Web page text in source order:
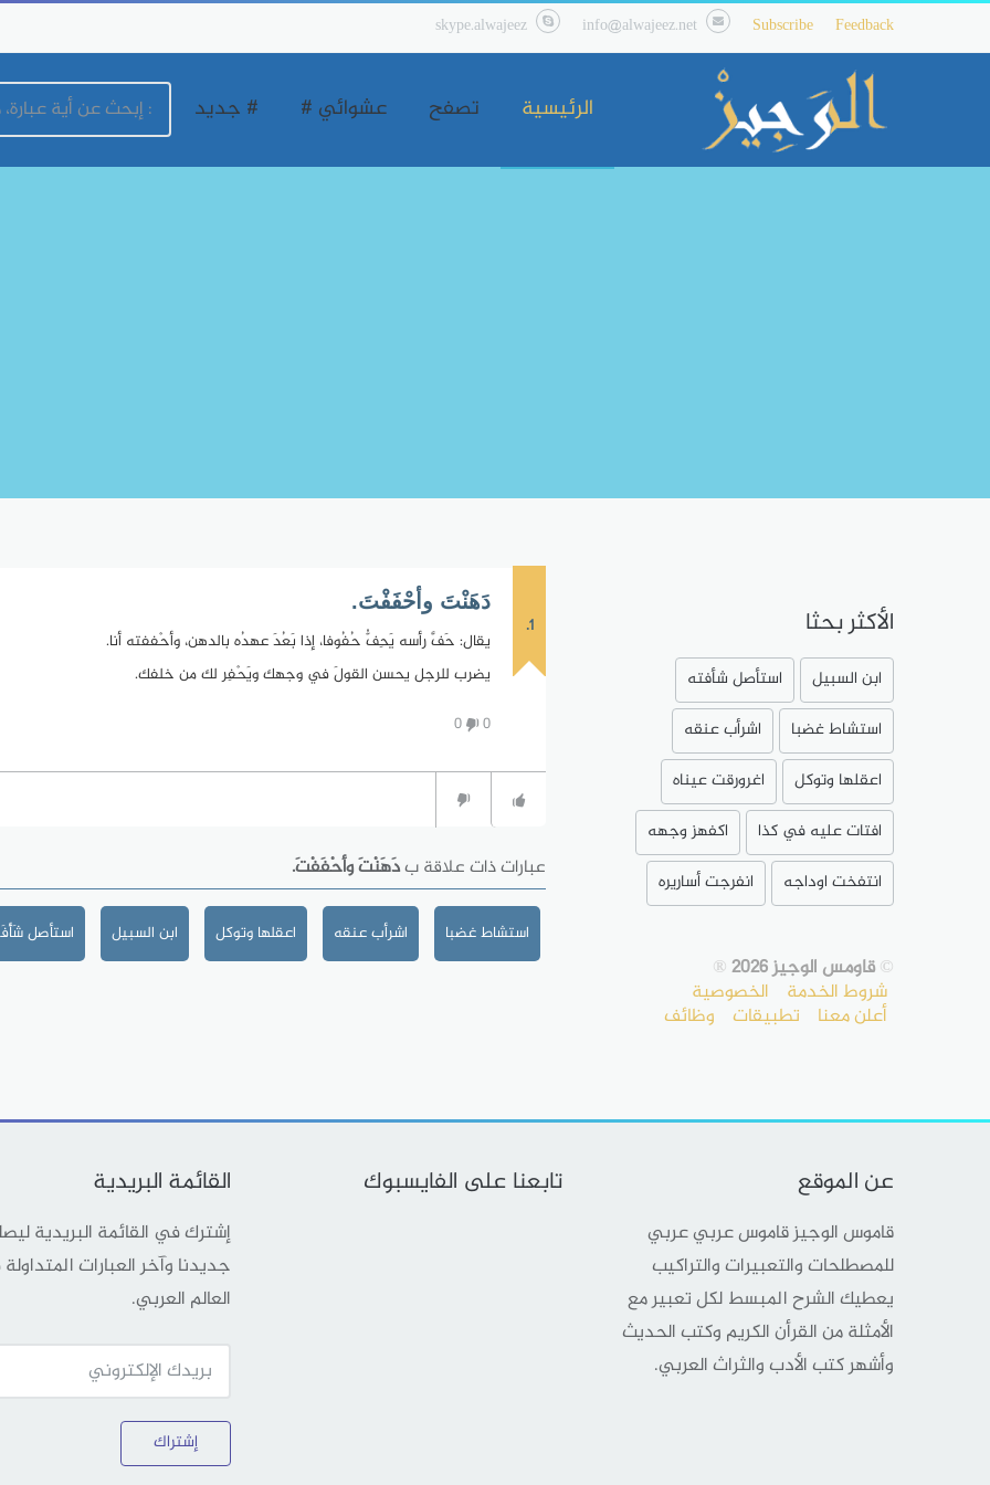
Feedback
Subscribe
info@alwajeez.net
skype.alwajeez
الرئيسية تصفح عشوائي # # جديد
1.
دَهَنْتَ وأحْفَفْتَ.
يقال: حَفَّ رأسه يَحِفُّ حُفُوفا، إذا بَعُدَ عهدُه بالدهن، وأحْففته أنا.
يضرب للرجل يحسن القولَ في وجهك ويَحْفِر لك من خلفك.
0
0
عبارات ذات علاقة بدَهَنْتَ وأحْفَفْتَ.
استشاط غضبا اشرأب عنقه اعقلها وتوكل ابن السبيل استأصل
الأكثر بحثا
ابن السبيل
استأصل شأفته
استشاط غضبا
اشرأب عنقه
اعقلها وتوكل
اغرورقت عيناه
افتات عليه في كذا
اكفهز وجهه
انتفخت اوداجه
انفرجت أساريره
©قاومس الوجيز 2026 ®
شروط الخدمة الخصوصية
أعلن معنا تطبيقات وظائف
عن الموقع
قاموس الوجيز قاموس عربي عربي
للمصطلحات والتعبيرات والتراكيب
يعطيك الشرح المبسط لكل تعبير مع
الأمثلة من القرأن الكريم وكتب الحديث
وأشهر كتب الأدب والثراث العربي.
تابعنا على الفايسبوك القائمة البريدية
إشترك في القائمة البريدية
جديدنا وآخر العبارات
العالم العربي.
إشتراك